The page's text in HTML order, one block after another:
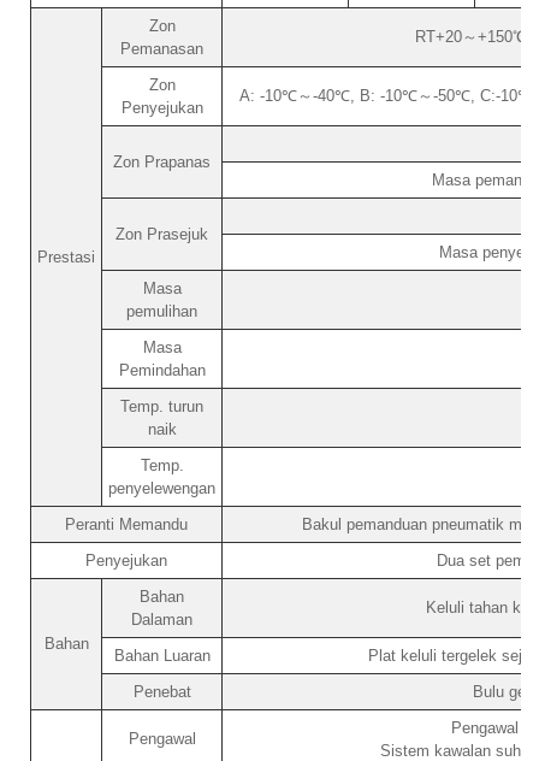
Prestasi
Zon
Pemanasan
RT+20～+150℃
Zon
Penyejukan
A: -10℃～-40℃, B: -10℃～-50℃, C:-10℃
Zon Prapanas
Masa
Zon Prasejuk
Masa
Masa
pemulihan
Masa
Pemindahan
Temp. turun
naik
Temp.
penyelewengan
Peranti Memandu
Bakul pemanduan pneumatik
Penyejukan
Dua set
Bahan
Bahan
Dalaman
Keluli tahan
Bahan Luaran
Plat keluli tergelek
Penebat
Bulu
Pengawal
Pengawal
Sistem kawalan suhu